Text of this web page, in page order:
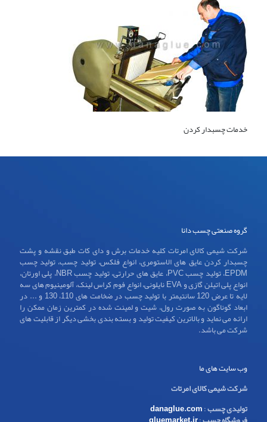
خدمات چسبدار کردن
گروه صنعتی چسب دانا
شرکت شیمی کالای امرتات کلیه خدمات برش و دای کات طبق نقشه و پشت
چسبدار کردن عایق های الاستومری، انواع فلکس، تولید چسب، تولید چسب
EPDM، تولید چسب PVC، عایق های حرارتی، تولید چسب NBR، پلی اورتان،
انواع پلی اتیلن گازی و EVA نایلونی، انواع فوم کراس لینک، آلومینیوم های سه
لایه تا عرض 120 سانتیمتر با تولید چسب در ضخامت های 110، 130 و ... در
ابعاد گوناگون به صورت رول، شیت و لمینت شده در کمترین زمان ممکن را
ارائه می نماید و بالاترین کیفیت تولید و بسته بندی بخشی دیگر از قابلیت های
شرکت می باشد.
وب سایت های ما
شرکت شیمی کالای امرتات
تولیدی چسب:
danaglue.com